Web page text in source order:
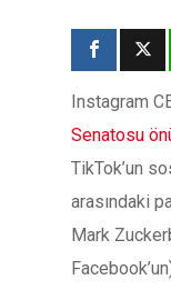
Instagram
Senatosu
TikTok’un
arasındaki
Mark